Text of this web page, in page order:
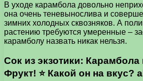
В уходе карамбола довольно
она очень теневынослива и
зимних холодных сквозняков. А
растению требуются умеренные –
карамболу назвать никак нельзя.
Сок из экзотики:
Фрукт! ⭐ Какой он на вкус?